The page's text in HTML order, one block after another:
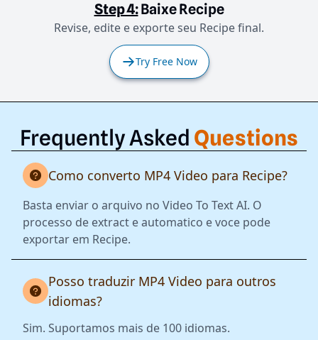
Step 4:Baixe Recipe
Revise, edite e exporte seu Recipe final.
Try Free Now
Frequently Asked Questions
Como converto MP4 Video para Recipe?
Basta enviar o arquivo no Video To Text AI. O
processo de extract e automatico e voce pode
exportar em Recipe.
Posso traduzir MP4 Video para outros
idiomas?
Sim. Suportamos mais de 100 idiomas.